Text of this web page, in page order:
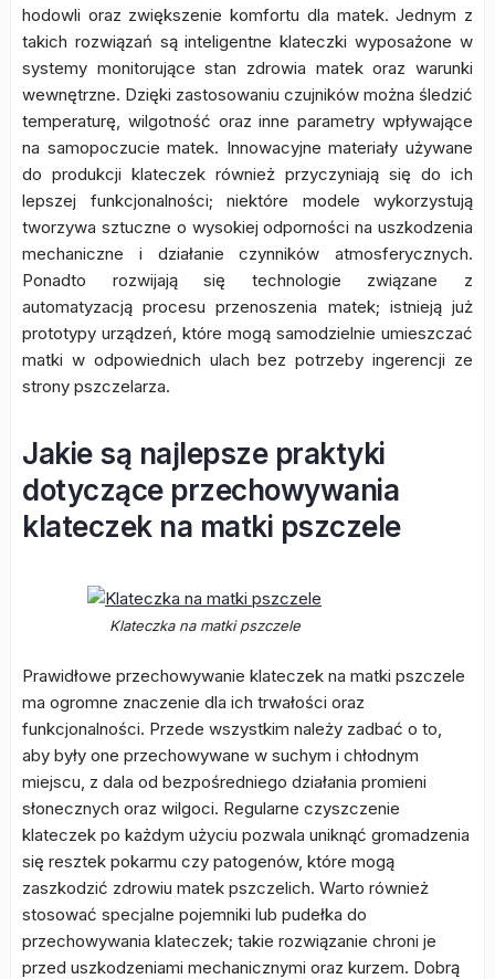
hodowli oraz zwiększenie komfortu dla matek. Jednym z
takich rozwiązań są inteligentne klateczki wyposażone w
systemy monitorujące stan zdrowia matek oraz warunki
wewnętrzne. Dzięki zastosowaniu czujników można śledzić
temperaturę, wilgotność oraz inne parametry wpływające
na samopoczucie matek. Innowacyjne materiały używane
do produkcji klateczek również przyczyniają się do ich
lepszej funkcjonalności; niektóre modele wykorzystują
tworzywa sztuczne o wysokiej odporności na uszkodzenia
mechaniczne i działanie czynników atmosferycznych.
Ponadto rozwijają się technologie związane z
automatyzacją procesu przenoszenia matek; istnieją już
prototypy urządzeń, które mogą samodzielnie umieszczać
matki w odpowiednich ulach bez potrzeby ingerencji ze
strony pszczelarza.
Jakie są najlepsze praktyki
dotyczące przechowywania
klateczek na matki pszczele
Klateczka na matki pszczele
Prawidłowe przechowywanie klateczek na matki pszczele
ma ogromne znaczenie dla ich trwałości oraz
funkcjonalności. Przede wszystkim należy zadbać o to,
aby były one przechowywane w suchym i chłodnym
miejscu, z dala od bezpośredniego działania promieni
słonecznych oraz wilgoci. Regularne czyszczenie
klateczek po każdym użyciu pozwala uniknąć gromadzenia
się resztek pokarmu czy patogenów, które mogą
zaszkodzić zdrowiu matek pszczelich. Warto również
stosować specjalne pojemniki lub pudełka do
przechowywania klateczek; takie rozwiązanie chroni je
przed uszkodzeniami mechanicznymi oraz kurzem. Dobrą